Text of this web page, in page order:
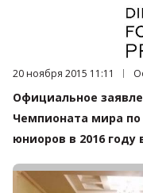
Дата публикации:
20 ноября 2015 11:11
Официальное
Чемпионата мира по
юниоров в 2016 году